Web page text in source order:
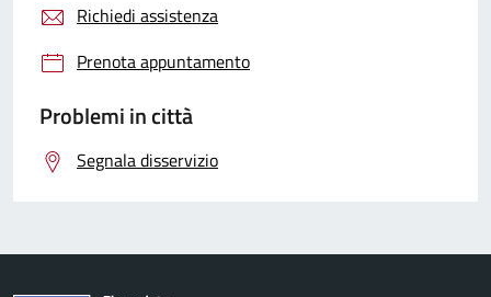
Richiedi assistenza
Prenota appuntamento
Problemi in città
Segnala disservizio